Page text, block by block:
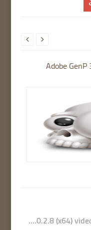
Adobe
 
UniFab 2.0.2.8 (x64) video converter [Pre-Activated]